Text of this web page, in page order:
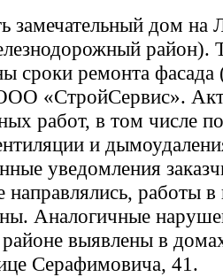
замечательный дом на
район).
сроки ремонта фасада
«СтройСервис».
работ, в том числе
и
уведомления
направлялись, работы
Аналогичные
выявлены в
Серафимовича, 41.